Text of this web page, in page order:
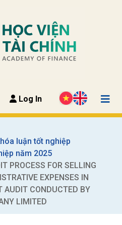
Log In
luận tốt nghiệp
năm 2025
PROCESS FOR SELLING
EXPENSES IN
AUDIT CONDUCTED BY
LIMITED